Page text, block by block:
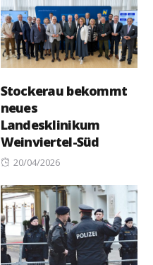
Stockerau bekommt
neues
Landesklinikum
Weinviertel-Süd
Posted
20/04/2026